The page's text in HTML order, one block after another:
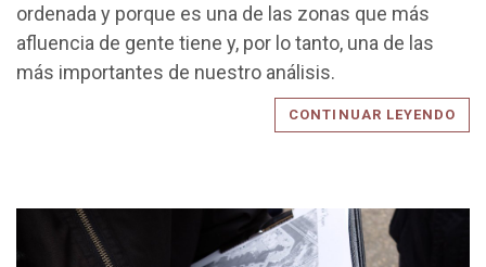
ordenada y porque es una de las zonas que más
afluencia de gente tiene y, por lo tanto, una de las
más importantes de nuestro análisis.
CONTINUAR LEYENDO